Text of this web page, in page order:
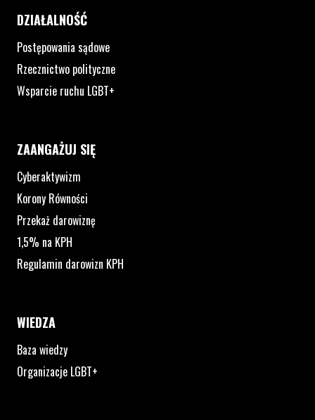
DZIAŁALNOŚĆ
Postępowania sądowe
Rzecznictwo polityczne
Wsparcie ruchu LGBT+
ZAANGAŻUJ SIĘ
Cyberaktywizm
Korony Równości
Przekaż darowiznę
1,5% na KPH
Regulamin darowizn KPH
WIEDZA
Baza wiedzy
Organizacje LGBT+